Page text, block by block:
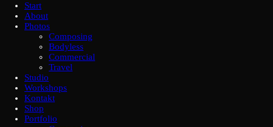
Start
About
Photos
Composing
Bodyless
Commercial
Travel
Studio
Workshops
Kontakt
Shop
Portfolio